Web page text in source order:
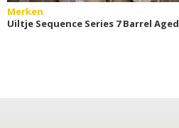
Merken
Uiltje Sequence Series 7 Barrel Aged